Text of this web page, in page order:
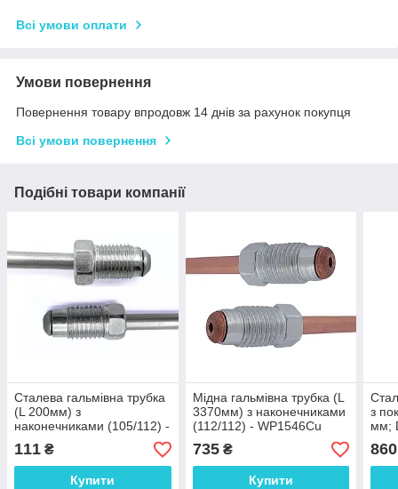
Всі умови оплати
Умови повернення
Повернення товару впродовж 14 днів за рахунок покупця
Всі умови повернення
Подібні товари компанії
Сталева гальмівна трубка
(L 200мм) з
наконечниками (105/112) -
WP415Zn
111 ₴
Купити
Мідна гальмівна трубка (L
3370мм) з наконечниками
(112/112) - WP1546Cu
735₴
Купити
з
мм;
860